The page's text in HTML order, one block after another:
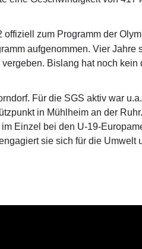
zum Programm der
aufgenommen. Vier Jahre
Bislang hat noch kein
Für die SGS aktiv war
in Mühlheim an der
Einzel bei den U-19-
sie sich für die Umwelt